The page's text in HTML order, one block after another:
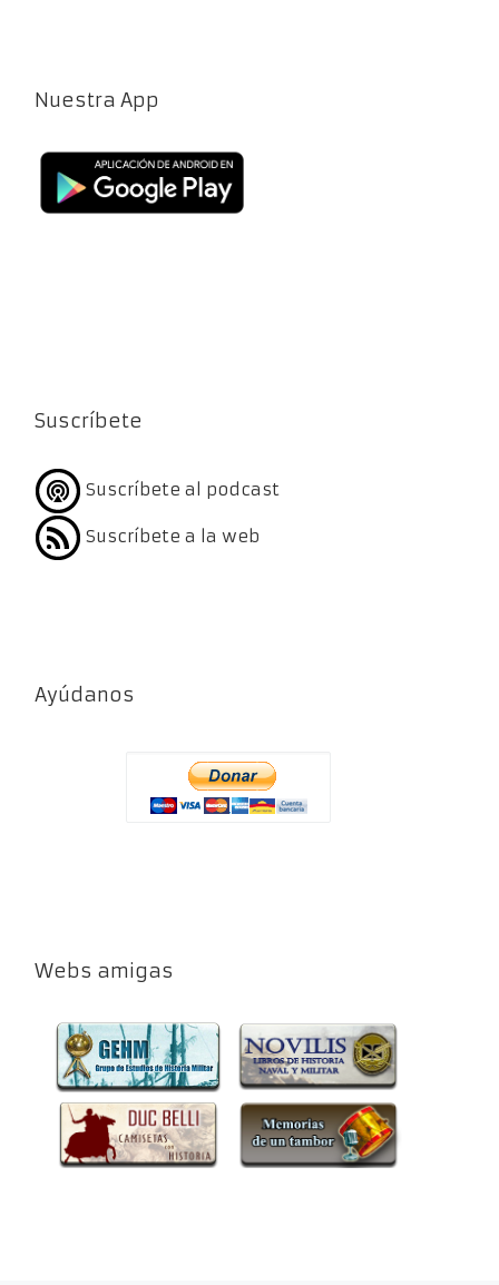
Nuestra App
Suscríbete
Suscríbete al podcast
Suscríbete a la web
Ayúdanos
Webs amigas